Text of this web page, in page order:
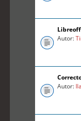
Autor:
Autor: